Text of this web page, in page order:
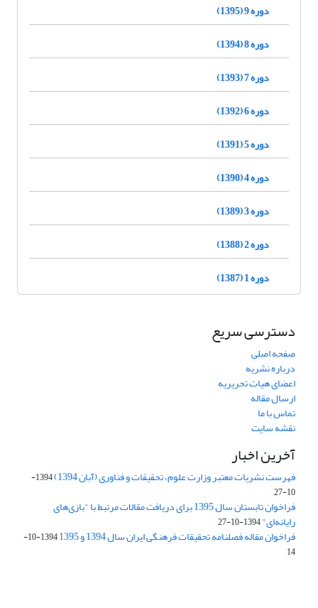
دوره 9 (1395)
دوره 8 (1394)
دوره 7 (1393)
دوره 6 (1392)
دوره 5 (1391)
دوره 4 (1390)
دوره 3 (1389)
دوره 2 (1388)
دوره 1 (1387)
دسترسی سریع
صفحه اصلی
درباره نشریه
اعضای هیات تحریریه
ارسال مقاله
تماس با ما
نقشه سایت
آخرین اخبار
فهرست نشریات معتبر وزارت علوم، تحقیقات و فناوری (آبان 1394)
1394-
10-27
فراخوان تابستان سال 1395 برای دریافت مقالات مرتبط با "بازی‌های
رایانه‌ای"1394-10-27
فراخوان مقاله فصلنامه تحقیقات فرهنگی ایران سال 1394 و 1395
1394-10-
14